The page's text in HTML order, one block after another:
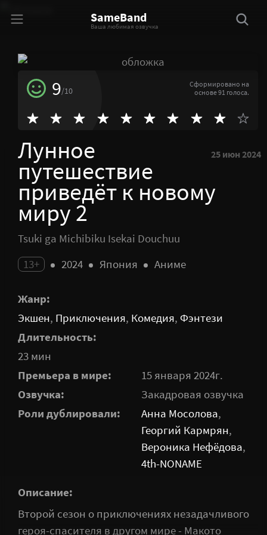
SameBand
Ваша любимая озвучка
9/10
Сформировано на
основе 91 голоса.
25 июн 2024
Лунное
путешествие
приведёт к новому
миру 2
Tsuki ga Michibiku Isekai Douchuu
13+
2024 Япония Аниме
Жанр:
Экшен, Приключения, Комедия, Фэнтези
Длительность:
23 мин
Премьера в мире:
15 января 2024г.
Озвучка:
Закадровая озвучка
Роли дублировали:
Анна Мосолова,
Георгий Кармрян,
Вероника Нефёдова,
4th-NONAME
Описание:
Второй сезон о приключениях незадачливого
героя-спасителя в другом мире - Макото